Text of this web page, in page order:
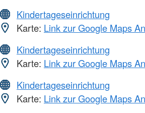
Kindertageseinrichtung
Karte: Link zur Google Maps
Kindertageseinrichtung
Karte: Link zur Google Maps
Kindertageseinrichtung
Karte: Link zur Google Maps